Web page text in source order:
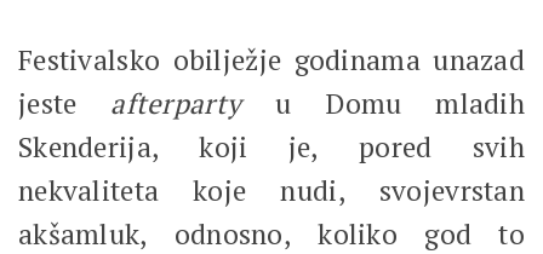
Festivalsko obilježje godinama unazad
jeste afterpartyu Domu mladih
Skenderija, koji je, pored svih
nekvaliteta koje nudi, svojevrstan
akšamluk, odnosno, koliko god to